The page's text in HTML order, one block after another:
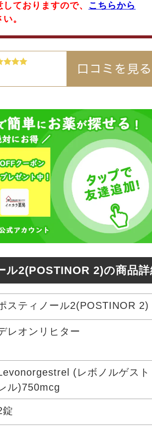
ておりますので、
こちらから
。
ル2(POSTINOR 2)の商品詳
スティノール2(POSTINOR 2)
レオンリヒター
(レボノルゲスト
ル)750mcg
錠